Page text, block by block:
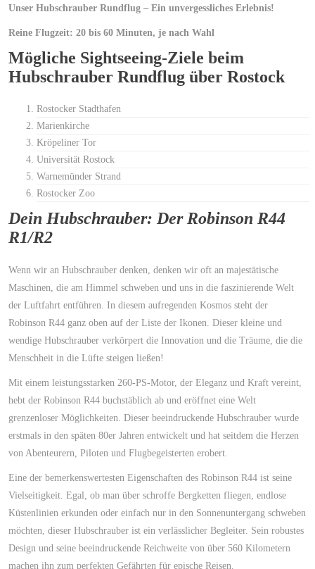
Unser Hubschrauber Rundflug – Ein unvergessliches Erlebnis!
Reine Flugzeit: 20 bis 60 Minuten, je nach Wahl
Mögliche Sightseeing-Ziele beim
Hubschrauber Rundflug über Rostock
Rostocker Stadthafen
Marienkirche
Kröpeliner Tor
Universität Rostock
Warnemünder Strand
Rostocker Zoo
Dein Hubschrauber: Der Robinson R44
R1/R2
Wenn wir an Hubschrauber denken, denken wir oft an majestätische
Maschinen, die am Himmel schweben und uns in die faszinierende Welt
der Luftfahrt entführen. In diesem aufregenden Kosmos steht der
Robinson R44 ganz oben auf der Liste der Ikonen. Dieser kleine und
wendige Hubschrauber verkörpert die Innovation und die Träume, die die
Menschheit in die Lüfte steigen ließen!
Mit einem leistungsstarken 260-PS-Motor, der Eleganz und Kraft vereint,
hebt der Robinson R44 buchstäblich ab und eröffnet eine Welt
grenzenloser Möglichkeiten. Dieser beeindruckende Hubschrauber wurde
erstmals in den späten 80er Jahren entwickelt und hat seitdem die Herzen
von Abenteurern, Piloten und Flugbegeisterten erobert.
Eine der bemerkenswertesten Eigenschaften des Robinson R44 ist seine
Vielseitigkeit. Egal, ob man über schroffe Bergketten fliegen, endlose
Küstenlinien erkunden oder einfach nur in den Sonnenuntergang schweben
möchten, dieser Hubschrauber ist ein verlässlicher Begleiter. Sein robustes
Design und seine beeindruckende Reichweite von über 560 Kilometern
machen ihn zum perfekten Gefährten für epische Reisen.